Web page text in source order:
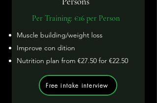
Per Training: €16 per Person
Muscle building/weight loss
Improve con dition
Nutrition plan from €27.50 for €22.50
Free intake interview